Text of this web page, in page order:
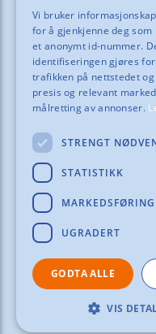
Navn:
Vi hos Orderinvest
bedrifter og det
markedets bredeste og
ergonomi og
komplette
er for stor eller for liten.
Vi bruker
for å gjenkjenne deg
et anonymt id-nummer.
identifiseringen gjøres
trafikken på nettstedet
presis og relevant
målretting av annonser.
STRENGT
STATISTIKK
MARKEDSFØRING
UGRADERT
GODTA ALLE
VIS